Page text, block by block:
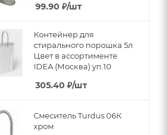
99.90 ₽/шт
Контейнер для
стирального порошка 5л
Цвет в ассортименте
IDEA (Москва) уп.10
305.40 ₽/шт
Смеситель Turdus 06К
хром